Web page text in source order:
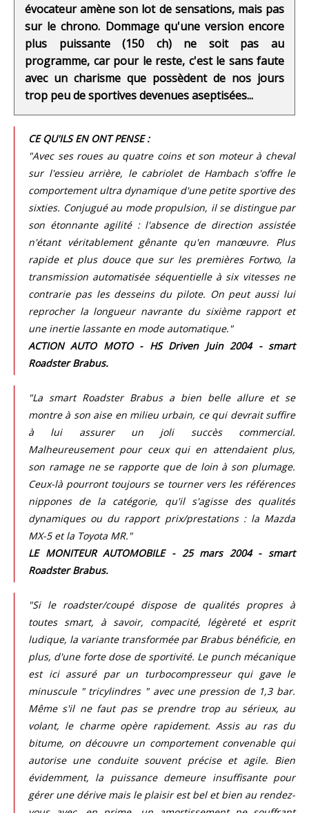
évocateur amène son lot de sensations, mais pas
sur le chrono. Dommage qu'une version encore
plus puissante (150 ch) ne soit pas au
programme, car pour le reste, c'est le sans faute
avec un charisme que possèdent de nos jours
trop peu de sportives devenues aseptisées...
CE QU'ILS EN ONT PENSE :
"Avec ses roues au quatre coins et son moteur à cheval
sur l'essieu arrière, le cabriolet de Hambach s'offre le
comportement ultra dynamique d'une petite sportive des
sixties. Conjugué au mode propulsion, il se distingue par
son étonnante agilité : l'absence de direction assistée
n'étant véritablement gênante qu'en manœuvre. Plus
rapide et plus douce que sur les premières Fortwo, la
transmission automatisée séquentielle à six vitesses ne
contrarie pas les desseins du pilote. On peut aussi lui
reprocher la longueur navrante du sixième rapport et
une inertie lassante en mode automatique."
ACTION AUTO MOTO - HS Driven Juin 2004 - smart
Roadster Brabus.
"La smart Roadster Brabus a bien belle allure et se
montre à son aise en milieu urbain, ce qui devrait suffire
à lui assurer un joli succès commercial.
Malheureusement pour ceux qui en attendaient plus,
son ramage ne se rapporte que de loin à son plumage.
Ceux-là pourront toujours se tourner vers les références
nippones de la catégorie, qu'il s'agisse des qualités
dynamiques ou du rapport prix/prestations : la Mazda
MX-5 et la Toyota MR."
LE MONITEUR AUTOMOBILE - 25 mars 2004 - smart
Roadster Brabus.
"Si le roadster/coupé dispose de qualités propres à
toutes smart, à savoir, compacité, légèreté et esprit
ludique, la variante transformée par Brabus bénéficie, en
plus, d'une forte dose de sportivité. Le punch mécanique
est ici assuré par un turbocompresseur qui gave le
minuscule " tricylindres " avec une pression de 1,3 bar.
Même s'il ne faut pas se prendre trop au sérieux, au
volant, le charme opère rapidement. Assis au ras du
bitume, on découvre un comportement convenable qui
autorise une conduite souvent précise et agile. Bien
évidemment, la puissance demeure insuffisante pour
gérer une dérive mais le plaisir est bel et bien au rendez-